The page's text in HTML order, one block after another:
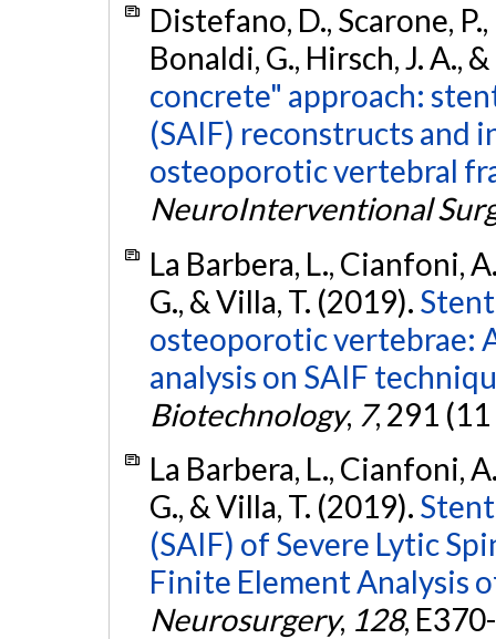
Distefano, D., Scarone,
Bonaldi, G., Hirsch, J. A.,
concrete" approach:
(SAIF) reconstructs and
osteoporotic vertebral
NeuroInterventional
La Barbera, L., Cianfoni,
G., & Villa, T. (2019).
osteoporotic vertebrae:
analysis on SAIF
Biotechnology, 7, 291
La Barbera, L., Cianfoni,
G., & Villa, T. (2019).
(SAIF) of Severe Lytic
Finite Element Analysis
Neurosurgery, 128,